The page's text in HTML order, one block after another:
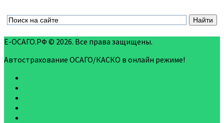
Е-ОСАГО.РФ © 2026. Все права защищены.
Автострахование ОСАГО/КАСКО в онлайн режиме!